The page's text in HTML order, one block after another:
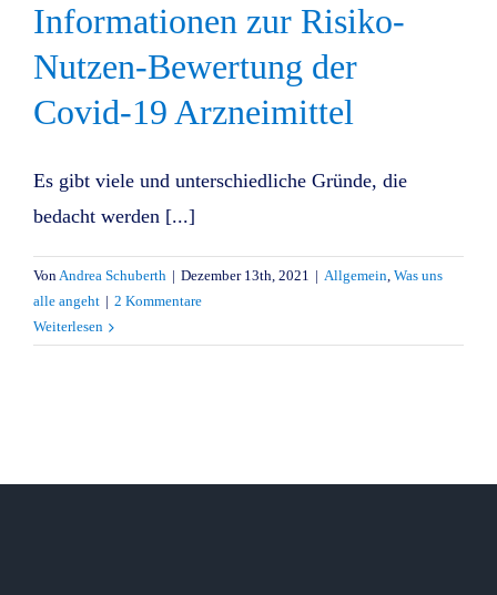
Informationen zur Risiko-
Nutzen-Bewertung der
Covid-19 Arzneimittel
Es gibt viele und unterschiedliche Gründe, die
bedacht werden [...]
VonAndrea Schuberth | Dezember 13th, 2021 | Allgemein, Was uns
alle angeht | 2 Kommentare
Weiterlesen